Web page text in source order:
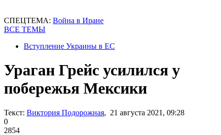
СПЕЦТЕМА: Война в Иране
ВСЕ ТЕМЫ
Вступление Украины в ЕС
Ураган Грейс усилился у
побережья Мексики
Текст: Виктория Подорожная, 21 августа 2021, 09:28
0
2854